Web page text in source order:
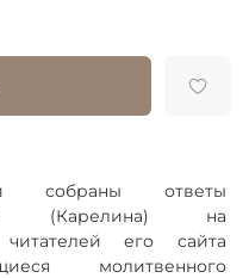
собраны ответы
(Карелина) на
его сайта
молитвенного